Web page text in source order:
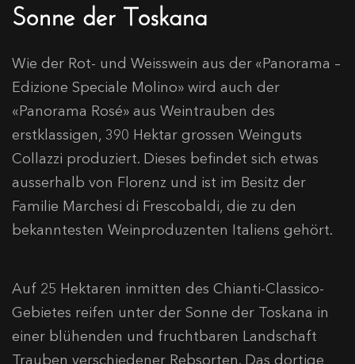
Sonne der Toskana
Wie der Rot- und Weisswein aus der «Panorama –
Edizione Speciale Molino» wird auch der
«Panorama Rosé» aus Weintrauben des
erstklassigen, 390 Hektar grossen Weinguts
Collazzi produziert. Dieses befindet sich etwas
ausserhalb von Florenz und ist im Besitz der
Familie Marchesi di Frescobaldi, die zu den
bekanntesten Weinproduzenten Italiens gehört.
Auf 25 Hektaren inmitten des Chianti-Classico-
Gebietes reifen unter der Sonne der Toskana in
einer blühenden und fruchtbaren Landschaft
Trauben verschiedener Rebsorten. Das dortige